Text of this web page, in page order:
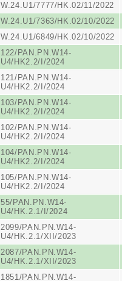
W.24.U1/7777/HK.02/11/2022
W.24.U1/7363/HK.02/10/2022
W.24.U1/6849/HK.02/10/2022
122/PAN.PN.W14-
U4/HK2.2/I/2024
121/PAN.PN.W14-
U4/HK2.2/I/2024
103/PAN.PN.W14-
U4/HK2.2/I/2024
102/PAN.PN.W14-
U4/HK2.2/I/2024
104/PAN.PN.W14-
U4/HK2.2/I/2024
105/PAN.PN.W14-
U4/HK2.2/I/2024
55/PAN.PN.W14-
U4/HK.2.1/I/2024
2099/PAN.PN.W14-
U4/HK.2.1/XII/2023
2087/PAN.PN.W14-
U4/HK.2.1/XII/2023
1851/PAN.PN.W14-